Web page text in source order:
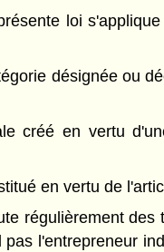
loi
désignée ou
créé en vertu
en vertu de
régulièrement
l'entrepreneur